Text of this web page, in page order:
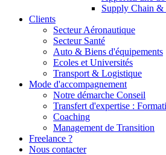
Supply Chain &
Clients
Secteur Aéronautique
Secteur Santé
Auto & Biens d'équipements
Ecoles et Universités
Transport & Logistique
Mode d'accompagnement
Notre démarche Conseil
Transfert d'expertise :
Coaching
Management de Transition
Freelance ?
Nous contacter